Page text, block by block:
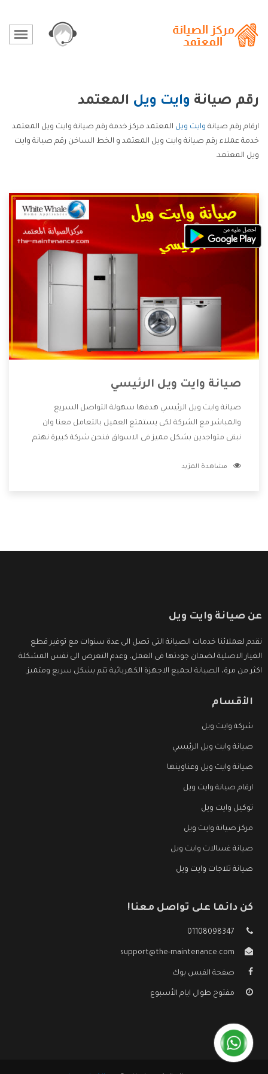
رقم صيانة وايت ويل المعتمد
ارقام رقم صيانة وايت ويل المعتمد مركز خدمة رقم صيانة وايت ويل المعتمد
خدمة عملاء رقم صيانة وايت ويل المعتمد و الخط الساخن رقم صيانة وايت
ويل المعتمد.
صيانة وايت ويل الرئيسي
صيانة وايت ويل الرئيسي هدفها سهولة التواصل السريع
والمباشر مع الشركة لكى يستمتع العميل بالتعامل معنا وان
نبقى متواجدين بشكل مميز فى الاسواق فنحن شركة كبيرة نهتم
الشركة بها والتى تكون منها خدمة الصيانة التى تكون من أهم
مشاهدة المزيد
عن صيانة وايت ويل
نقدم لعملائنا خدمات الصيانة التى تصل الى عدة سنوات مع توفير قطع
الغيار الاصلية لضمان جودتها فى العمل، وعدم التعرض الى نفس المشكلة
اكثر من مرة، الصيانة لجميع الاجهزة الكهربائية تتم بشكل سريع ومتميز.
الأقسام
شركة وايت ويل
صيانة وايت ويل الرئيسي
صيانة وايت ويل وعناوينها
ارقام صيانة وايت ويل
توكيل وايت ويل
مركز صيانة وايت ويل
صيانة غسالات وايت ويل
صيانة ثلاجات وايت ويل
كن دائما على تواصل معنا!
01108098347
support@the-maintenance.com
صفحة الفيس بوك
مفتوح طوال ايام الأسبوع